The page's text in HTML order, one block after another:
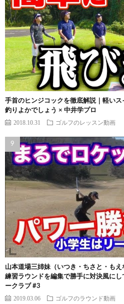
手首のヒンジコックを徹底解説｜軽いス
釣りよかでしょう × 中井学プロ
2018.10.31 ゴルフのレッスン動画
山本道場三姉妹（いつき・ちさと・も
練習ラウンドを編集で勝手に対決風に
ークラブ #3
2019.03.06 ゴルフのラウンド動画